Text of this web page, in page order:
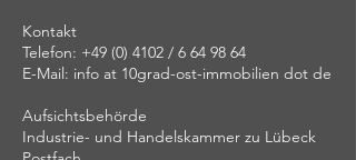
Kontakt
Telefon: +49 (0) 4102 / 6 64 98 64
E-Mail: info at 10grad-ost-immobilien dot de
Aufsichtsbehörde
Industrie- und Handelskammer zu Lübeck